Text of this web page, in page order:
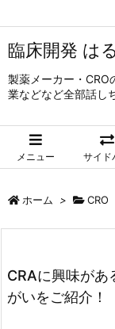
臨床開発 は
製薬メーカー・CRO
業などなど全部話し
メニュー サイド
ホーム > CRO
CRAに興味があ
がいをご紹介！